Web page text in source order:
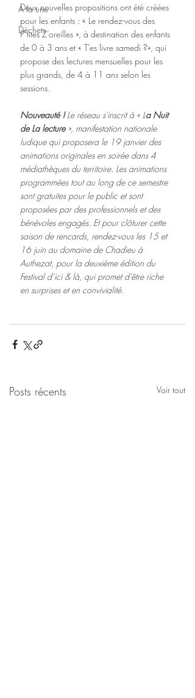
A la une
Déchets
Deux nouvelles propositions ont été créées
pour les enfants : « Le rendez-vous des
P’tites Z’oreilles », à destination des enfants
de 0 à 3 ans et « T’es livre samedi ?», qui
propose des lectures mensuelles pour les
plus grands, de 4 à 11 ans selon les
sessions.
Nouveauté ! Le réseau s'inscrit à « La Nuit
de La lecture », manifestation nationale
ludique qui proposera le 19 janvier des
animations originales en soirée dans 4
médiathèques du territoire. Les animations
programmées tout au long de ce semestre
sont gratuites pour le public et sont
proposées par des professionnels et des
bénévoles engagés. Et pour clôturer cette
saison de rencards, rendez-vous les 15 et
16 juin au domaine de Chadieu à
Authezat, pour la deuxième édition du
Festival d’ici & là, qui promet d’être riche
en surprises et en convivialité.
Posts récents Voir tout